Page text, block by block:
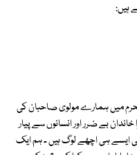
ہیں:
میں ہمارے مولوی صاحبان کی
بے ضرر اور انسانوں سے پیار
ایسے ہی اچھے لوگ ہیں ۔ ہم ایک